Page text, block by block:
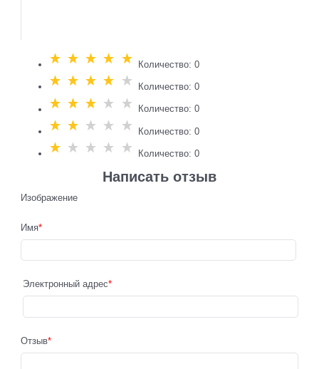
Количество: 0
Количество: 0
Количество: 0
Количество: 0
Количество: 0
Написать отзыв
Изображение
Имя
Электронный адрес
Отзыв